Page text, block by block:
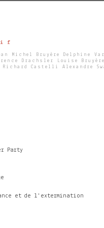
Michel Bruyère Delphine
Drachsler Louise
Richard Castelli Alexandre
Party
et de l'extermination